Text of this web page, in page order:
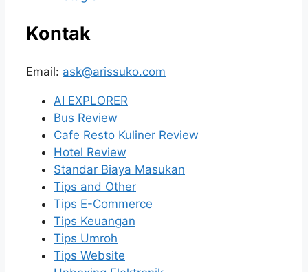
Kontak
Email: ask@arissuko.com
AI EXPLORER
Bus Review
Cafe Resto Kuliner Review
Hotel Review
Standar Biaya Masukan
Tips and Other
Tips E-Commerce
Tips Keuangan
Tips Umroh
Tips Website